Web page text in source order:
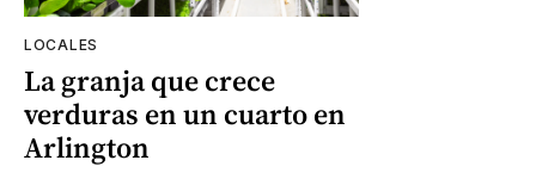
LOCALES
La granja que crece
verduras en un cuarto en
Arlington